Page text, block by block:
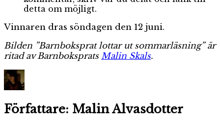
detta om möjligt.
Vinnaren dras söndagen den 12 juni.
Bilden ”Barnboksprat lottar ut sommarläsning” är
ritad av BarnbokspratsMalin Skals.
Författare: Malin Alvasdotter